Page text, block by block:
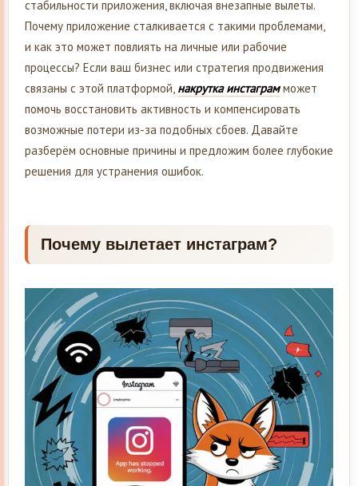
стабильности приложения, включая внезапные вылеты.
Почему приложение сталкивается с такими проблемами,
и как это может повлиять на личные или рабочие
процессы? Если ваш бизнес или стратегия продвижения
связаны с этой платформой, накрутка инстаграмможет
помочь восстановить активность и компенсировать
возможные потери из-за подобных сбоев. Давайте
разберём основные причины и предложим более глубокие
решения для устранения ошибок.
Почему вылетает инстаграм?